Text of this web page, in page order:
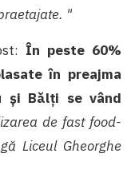
"
În peste 60%
în preajma
și Bălți se vând
de fast food-
Liceul Gheorghe